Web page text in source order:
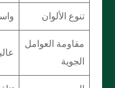
تنوع الألوان
مقاومة العوامل
الجوية